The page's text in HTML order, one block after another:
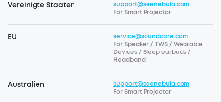
Vereinigte Staaten
support@seenebula.com
For Smart Projector
EU
service@soundcore.com
For Speaker / TWS / Wearable
Devices / Sleep earbuds /
Headband
Australien
support@seenebula.com
For Smart Projector